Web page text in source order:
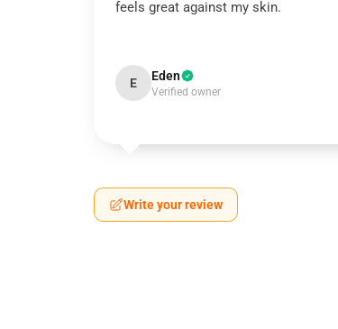
feels great against my skin.
E Eden
Verified owner
Write your review